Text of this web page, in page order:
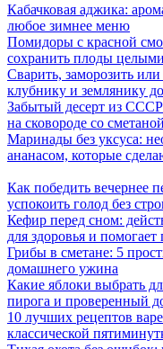
Кабачковая аджика:
любое зимнее меню
Помидоры с красной
сохранить плоды
Сварить, заморозить
клубнику и землянику
Забытый десерт из
на сковороде со
Маринады без уксуса:
ананасом, которые
Как победить вечернее
успокоить голод без
Кефир перед сном:
для здоровья и помогает
Грибы в сметане: 5
домашнего ужина
Какие яблоки выбрать
пирога и проверенный
10 лучших рецептов
классической